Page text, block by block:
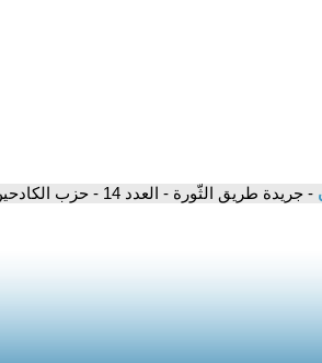
- جريدة طريق الثّورة - العدد 14 - حزب الكادحين